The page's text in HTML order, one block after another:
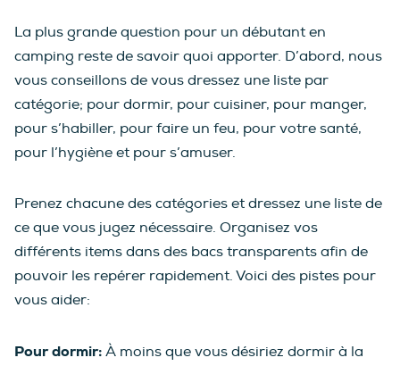
La plus grande question pour un débutant en
camping reste de savoir quoi apporter. D’abord, nous
vous conseillons de vous dressez une liste par
catégorie; pour dormir, pour cuisiner, pour manger,
pour s’habiller, pour faire un feu, pour votre santé,
pour l’hygiène et pour s’amuser.
Prenez chacune des catégories et dressez une liste de
ce que vous jugez nécessaire. Organisez vos
différents items dans des bacs transparents afin de
pouvoir les repérer rapidement. Voici des pistes pour
vous aider:
Pour dormir: À moins que vous désiriez dormir à la